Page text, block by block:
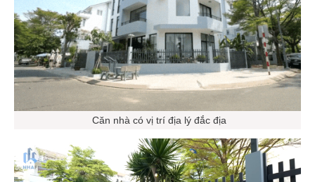
Căn nhà có vị trí địa lý đắc địa